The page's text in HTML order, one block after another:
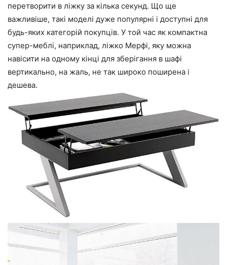
перетворити в ліжку за кілька секунд. Що ще
важливіше, такі моделі дуже популярні і доступні для
будь-яких категорій покупців. У той час як компактна
супер-меблі, наприклад, ліжко Мерфі, яку можна
навісити на одному кінці для зберігання в шафі
вертикально, на жаль, не так широко поширена і
дешева.